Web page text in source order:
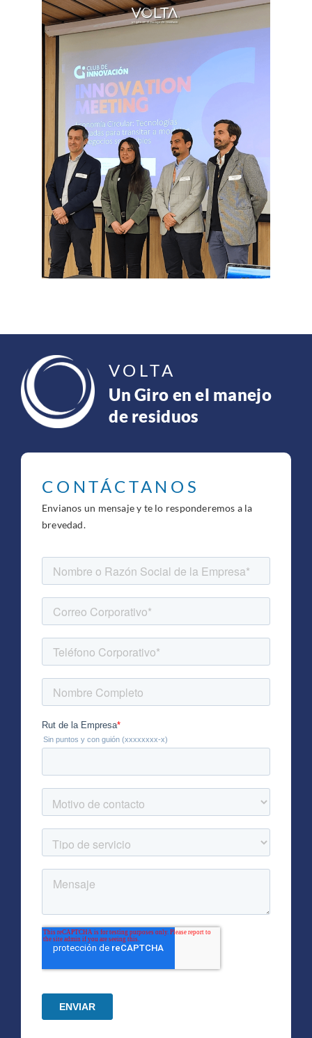
VOLTA
Un Giro en el manejo
de residuos
CONTÁCTANOS
Envianos un mensaje y te lo responderemos a la
brevedad.